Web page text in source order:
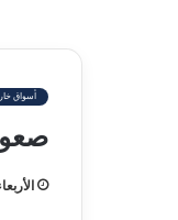
أسواق
الأربعاء - 25 يونيو -